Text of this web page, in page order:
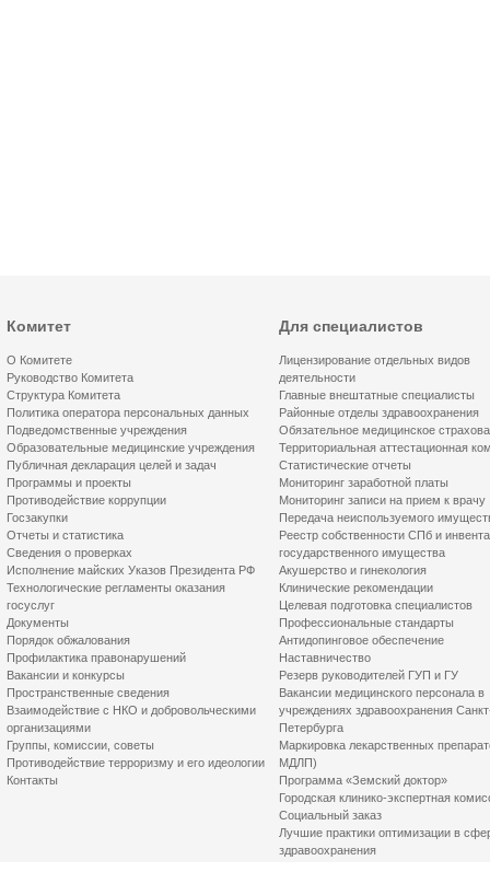
Комитет
О Комитете
Руководство Комитета
Структура Комитета
Политика оператора персональных данных
Подведомственные учреждения
Образовательные медицинские учреждения
Публичная декларация целей и задач
Программы и проекты
Противодействие коррупции
Госзакупки
Отчеты и статистика
Сведения о проверках
Исполнение майских Указов Президента РФ
Технологические регламенты оказания
госуслуг
Документы
Порядок обжалования
Профилактика правонарушений
Вакансии и конкурсы
Пространственные сведения
Взаимодействие с НКО и добровольческими
организациями
Группы, комиссии, советы
Противодействие терроризму и его идеологии
Контакты
Для специалистов
Лицензирование отдельных видов
деятельности
Главные внештатные специалисты
Районные отделы здравоохранения
Обязательное медицинское
Территориальная аттестационная
Статистические отчеты
Мониторинг заработной платы
Мониторинг записи на прием к врачу
Передача неиспользуемого
Реестр собственности СПб и
государственного имущества
Акушерство и гинекология
Клинические рекомендации
Целевая подготовка специалистов
Профессиональные стандарты
Антидопинговое обеспечение
Наставничество
Резерв руководителей ГУП и ГУ
Вакансии медицинского персонала в
учреждениях здравоохранения
Петербурга
Маркировка лекарственных
МДЛП)
Программа «Земский доктор»
Городская клинико-экспертная
Социальный заказ
Лучшие практики оптимизации в
здравоохранения